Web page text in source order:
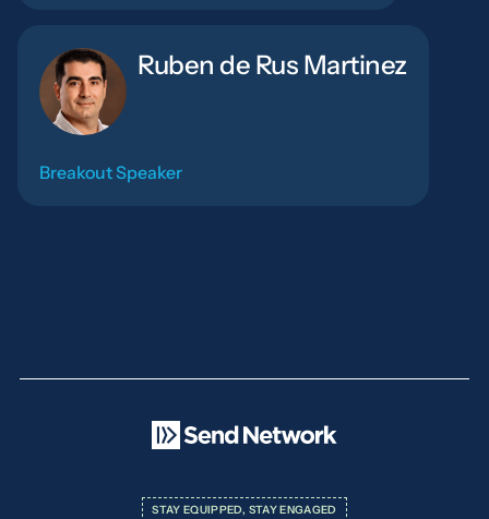
Ruben de Rus Martinez
Breakout Speaker
STAY EQUIPPED, STAY ENGAGED